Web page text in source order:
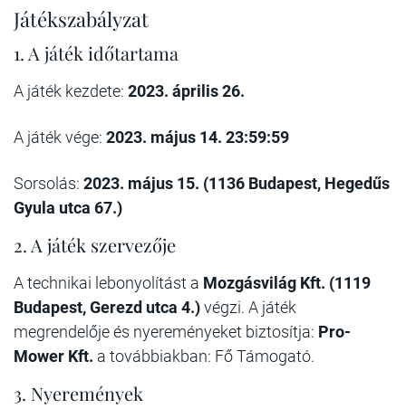
Játékszabályzat
1. A játék időtartama
A játék kezdete: 2023. április 26.
A játék vége: 2023. május 14. 23:59:59
Sorsolás: 2023. május 15. (1136 Budapest, Hegedűs
Gyula utca 67.)
2. A játék szervezője
A technikai lebonyolítást a Mozgásvilág Kft. (1119
Budapest, Gerezd utca 4.)végzi. A játék
megrendelője és nyereményeket biztosítja: Pro-
Mower Kft. a továbbiakban: Fő Támogató.
3. Nyeremények